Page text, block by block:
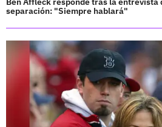
separación: "Siempre hablará"